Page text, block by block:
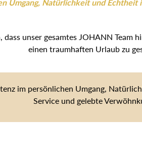
Umgang, Natürlichkeit und
unser gesamtes JOHANN Team
einen traumhaften Urlaub zu
im persönlichen Umgang,
Service und gelebte